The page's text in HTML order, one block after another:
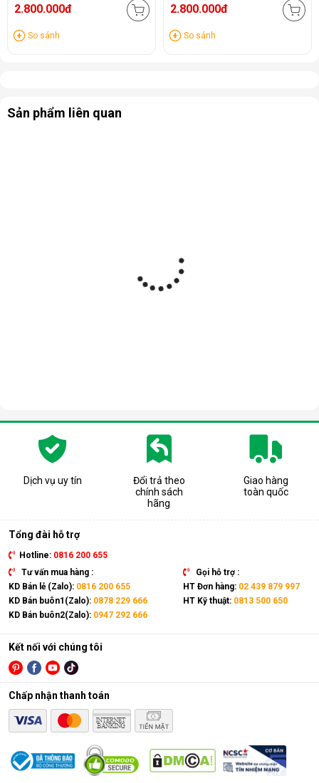
2.800.000đ
So sánh
2.800.000đ
So sánh
Sản phẩm liên quan
Dịch vụ uy tín
Đổi trả theo
chính sách
hãng
Giao hàng
toàn quốc
Tổng đài hỗ trợ
Hotline: 0816 200 655
Tư vấn mua hàng :
KD Bán lẻ (Zalo): 0816 200 655
KD Bán buôn1(Zalo): 0878 229 666
KD Bán buôn2(Zalo): 0947 292 666
Gọi hỗ trợ :
HT Đơn hàng: 02 439 879 997
HT Kỹ thuật: 0813 500 650
Kết nối với chúng tôi
Chấp nhận thanh toán